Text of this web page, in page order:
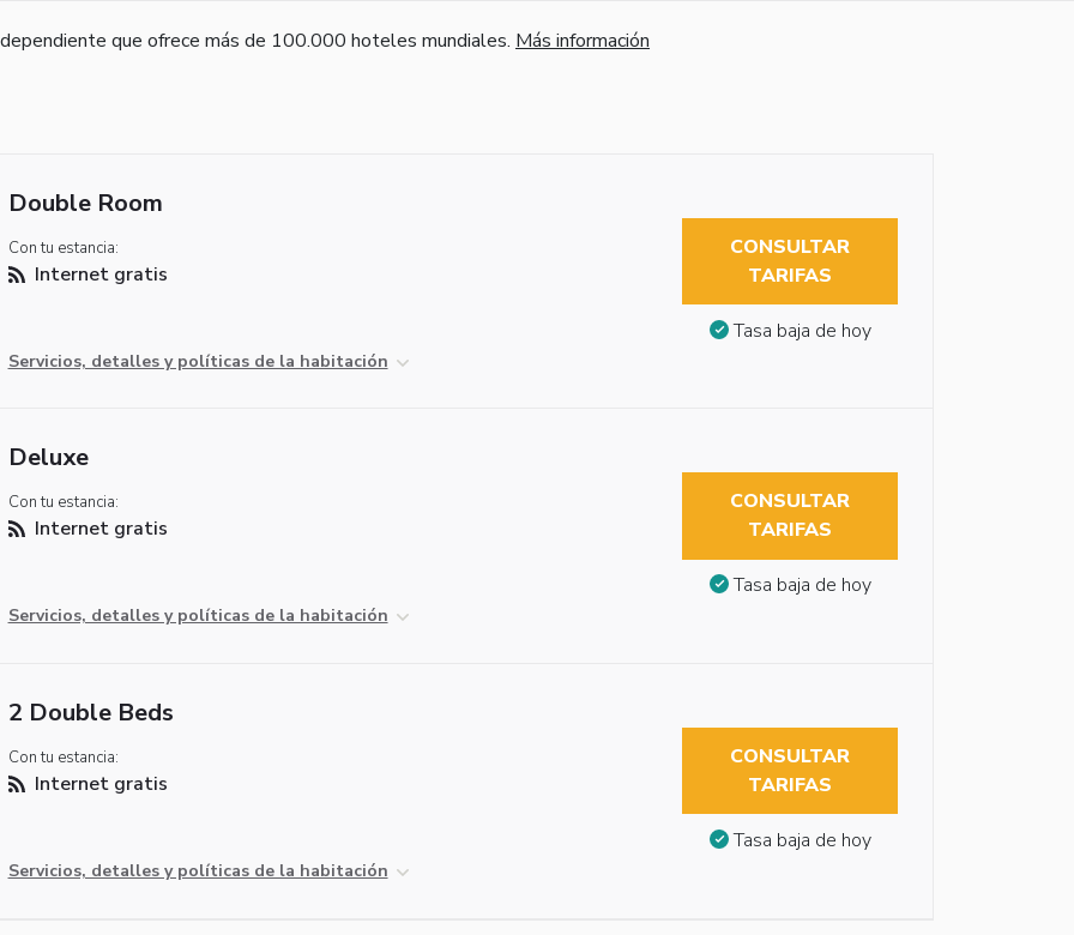
que ofrece más de 100.000 hoteles mundiales. Más información
Double Room
Con tu estancia:
Internet gratis
Servicios, detalles y políticas de la habitación
CONSULTAR
TARIFAS
Tasa baja de hoy
Deluxe
Con tu estancia:
Internet gratis
Servicios, detalles y políticas de la habitación
CONSULTAR
TARIFAS
Tasa baja de hoy
2 Double Beds
Con tu estancia:
Internet gratis
Servicios, detalles y políticas de la habitación
CONSULTAR
TARIFAS
Tasa baja de hoy